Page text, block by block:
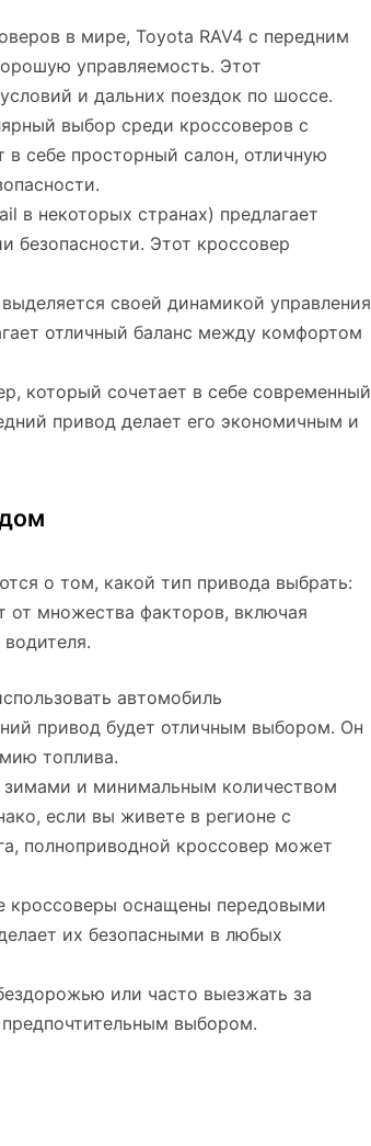
в мире, Toyota RAV4 с передним
управляемость. Этот
и дальних поездок по шоссе.
выбор среди кроссоверов с
себе просторный салон, отличную
в некоторых странах) предлагает
безопасности. Этот кроссовер
своей динамикой управления
отличный баланс между комфортом
который сочетает в себе современный
привод делает его экономичным и
о том, какой тип привода выбрать:
от множества факторов, включая
автомобиль
привод будет отличным выбором. Он
топлива.
зимами и минимальным количеством
если вы живете в регионе с
полноприводной кроссовер может
кроссоверы оснащены передовыми
их безопасными в любых
или часто выезжать за
выбором.